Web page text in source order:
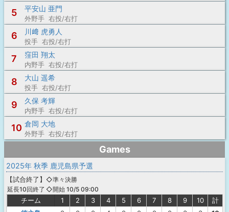
5 平安山 亜門
外野手 右投/右打
6 川﨑 虎勇人
投手 右投/右打
7 窪田 翔太
内野手 右投/右打
8 大山 遥希
投手 右投/右打
9 久保 考輝
内野手 右投/右打
10 倉岡 大地
外野手 右投/右打
Games
2025年 秋季 鹿児島県予選
【試合終了 】
延長10回終了
◇準々決勝
◇開始 10/5 09:00
チーム 1 2 3 4 5 6 7 8 9 10
計